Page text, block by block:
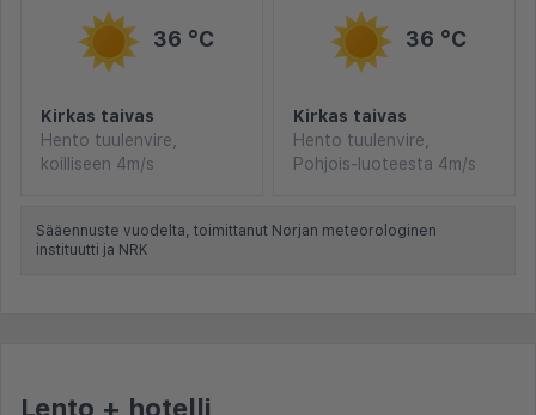
36 °C
Kirkas taivas
Hento tuulenvire,
koilliseen 4m/s
36 °C
Kirkas taivas
Hento tuulenvire,
Pohjois-luoteesta 4m/s
Sääennuste vuodelta, toimittanut Norjan meteorologinen
instituutti ja NRK
Lento + hotelli